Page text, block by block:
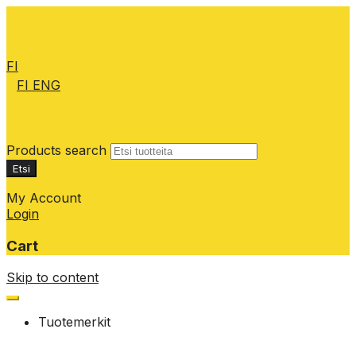
FI
FI ENG
Products search
Etsi
My Account
Login
Cart
Skip to content
Tuotemerkit